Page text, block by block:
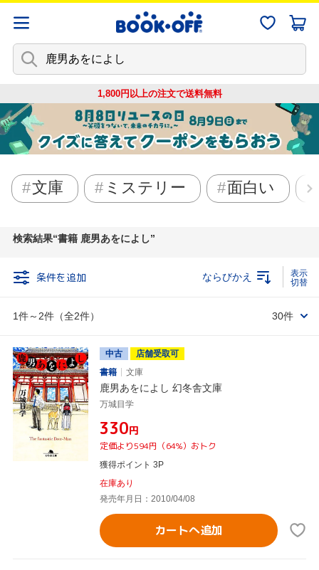
1,800円以上の注文で送料無料
文庫 ミステリー 面白い
検索結果 書籍 鹿男あをによし
条件を追加
1件～2件（全2件）
ならびかえ
30件
中古
店舗受取可
書籍
文庫
鹿男あをによし 幻冬舎文庫
万城目学
¥330円
定価より594円（64%）おトク
獲得ポイント 3P
在庫あり
発売年月日：2010/04/08
カートへ追加